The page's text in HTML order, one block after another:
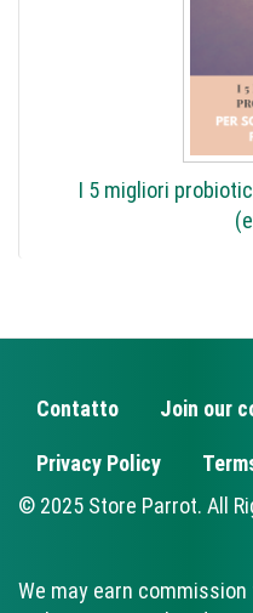
I 5 migliori
FOOTER
Contatto Join our
Privacy Policy
© 2025 Store Parrot. All
We may earn